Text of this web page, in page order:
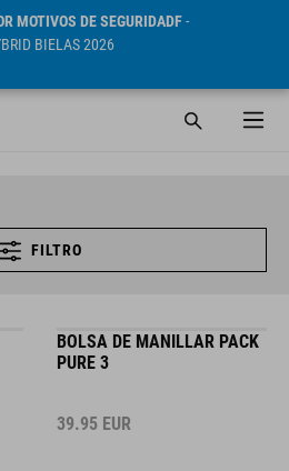
MOTIVOS DE SEGURIDADF-
BIELAS 2026
FILTRO
BOLSA DE MANILLAR PACK
PURE 3
39.95 EUR